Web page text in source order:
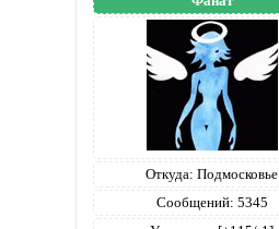
Откуда: Подмосковье
Сообщений: 5345